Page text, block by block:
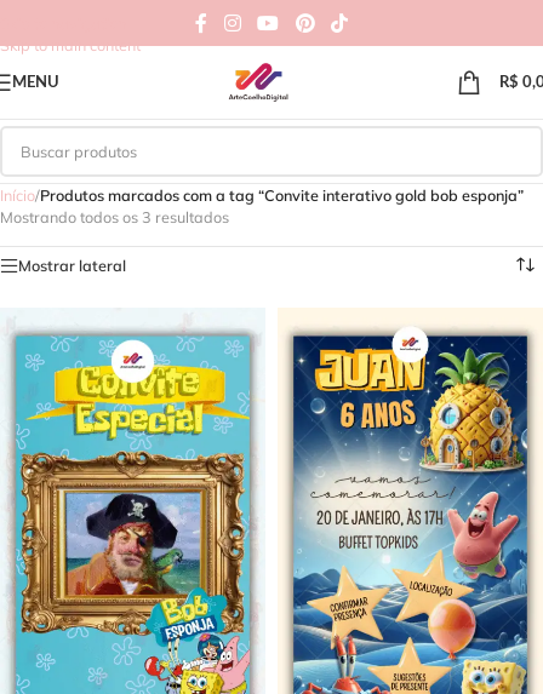
Skip to main content
MENU R$
Início/Produtos marcados com a tag “Convite interativo gold bob esponja”
Mostrando todos os 3 resultados
Mostrar lateral